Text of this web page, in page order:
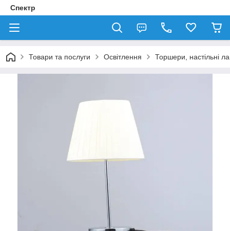
Спектр
Товари та послуги Освітлення Торшери, настільні